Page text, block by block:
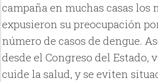
campaña en muchas casas los
expusieron su preocupación
número de casos de dengue.
desde el Congreso del Estado,
cuide la salud, y se eviten